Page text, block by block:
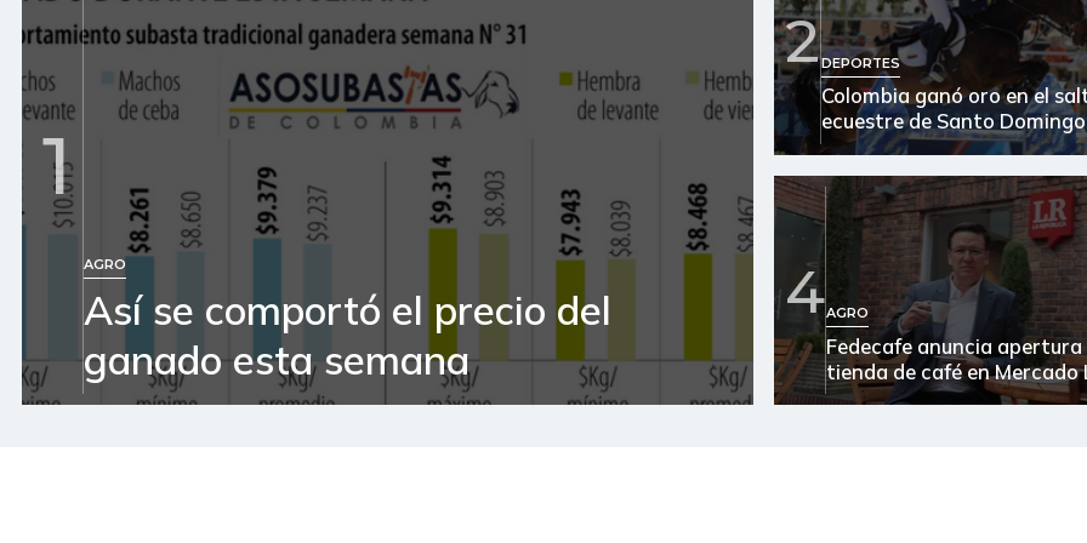
Arroz blanco en bulto
Arroz de primera
Arroz excelso
Arroz paddy verde
Arroz sopa cristal
Arveja amarilla seca
importada
Arveja verde
1
AGRO
Así se comportó el precio del
ganado esta semana
2DEPORTES
Colombia ganó oro en el
ecuestre de Santo
4AGRO
Fedecafe anuncia apertura
tienda de café en Mercado